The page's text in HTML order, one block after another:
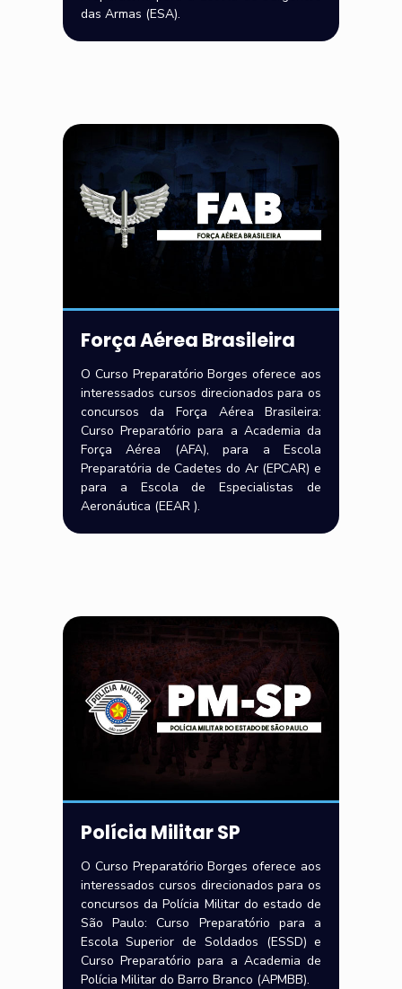
das Armas (ESA).
Força Aérea Brasileira
O Curso Preparatório Borges oferece aos
interessados cursos direcionados para os
concursos da Força Aérea Brasileira:
Curso Preparatório para a Academia da
Força Aérea (AFA), para a Escola
Preparatória de Cadetes do Ar (EPCAR) e
para a Escola de Especialistas de
Aeronáutica (EEAR ).
Polícia Militar SP
O Curso Preparatório Borges oferece aos
interessados cursos direcionados para os
concursos da Polícia Militar do estado de
São Paulo: Curso Preparatório para a
Escola Superior de Soldados (ESSD) e
Curso Preparatório para a Academia de
Polícia Militar do Barro Branco (APMBB).